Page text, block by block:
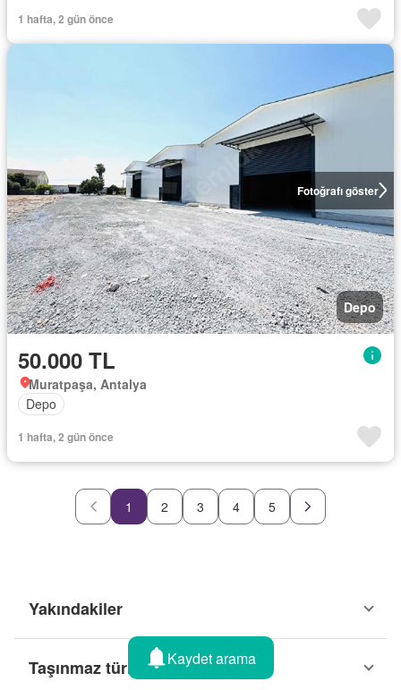
1 hafta, 2 gün önce
Fotoğrafı göster
Depo
50.000 TL
Muratpaşa, Antalya
Depo
1 hafta, 2 gün önce
1 2 3 4 5
Yakındakiler
Taşınmaz türleri Kaydet arama